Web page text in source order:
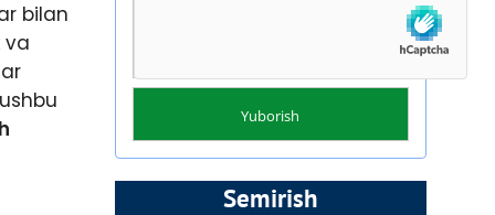
bilan
va
Semirish